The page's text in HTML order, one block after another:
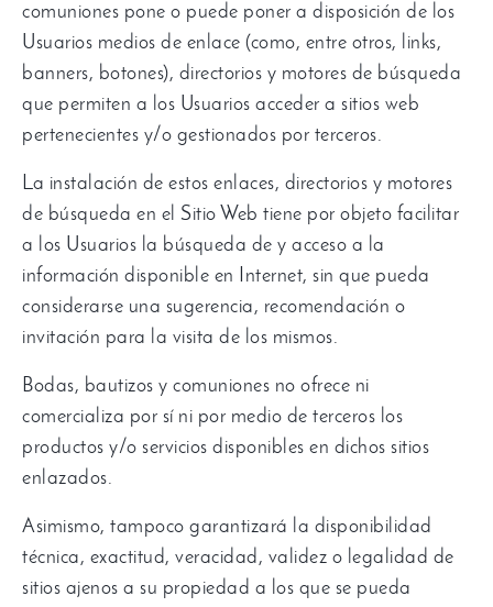
comuniones pone o puede poner a disposición de los
Usuarios medios de enlace (como, entre otros, links,
banners, botones), directorios y motores de búsqueda
que permiten a los Usuarios acceder a sitios web
pertenecientes y/o gestionados por terceros.
La instalación de estos enlaces, directorios y motores
de búsqueda en el Sitio Web tiene por objeto facilitar
a los Usuarios la búsqueda de y acceso a la
información disponible en Internet, sin que pueda
considerarse una sugerencia, recomendación o
invitación para la visita de los mismos.
Bodas, bautizos y comuniones no ofrece ni
comercializa por sí ni por medio de terceros los
productos y/o servicios disponibles en dichos sitios
enlazados.
Asimismo, tampoco garantizará la disponibilidad
técnica, exactitud, veracidad, validez o legalidad de
sitios ajenos a su propiedad a los que se pueda